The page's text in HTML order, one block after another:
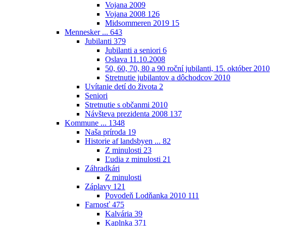
Vojana 2009
Vojana 2008 126
Midsommeren 2019 15
Mennesker ... 643
Jubilanti 379
Jubilanti a seniori 6
Oslava 11.10.2008
50, 60, 70, 80 a 90 roční jubilanti, 15. október 2010
Stretnutie jubilantov a dôchodcov 2010
Uvítanie detí do života 2
Seniori
Stretnutie s občanmi 2010
Návšteva prezidenta 2008 137
Kommune ... 1348
Naša príroda 19
Historie af landsbyen ... 82
Z minulosti 23
Ľudia z minulosti 21
Záhradkári
Z minulosti
Záplavy 121
Povodeň Lodňanka 2010 111
Farnosť 475
Kalvária 39
Kaplnka 371